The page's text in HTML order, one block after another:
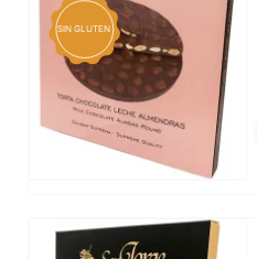
SIN GLUTEN